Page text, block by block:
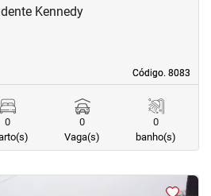
Código. 8083
Código. 8083
Kennedy
0
0
Vaga(s)
0
banho(s)